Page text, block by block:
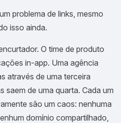
problema de links, mesmo
isso ainda.
O time de produto
in-app. Uma agência
através de uma terceira
saem de uma quarta. Cada um
são um caos: nenhuma
domínio compartilhado,